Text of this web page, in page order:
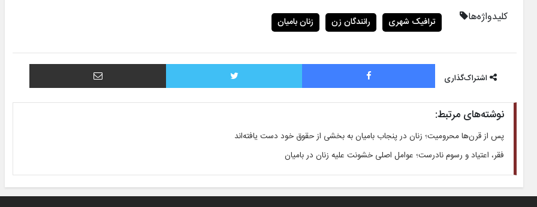
کلیدواژه‌ها ترافیک شهری رانندگان زن زنان بامیان
اشتراک‌گذاری
فیس بوک توییتر اشتراک با ایمیل
نوشته‌های مرتبط:
پس از قرن‌ها محرومیت؛ زنان در پنجاب بامیان به بخشی از حقوق خود دست یافته‌اند
فقر، اعتیاد و رسوم نادرست؛ عوامل اصلی خشونت علیه زنان در بامیان